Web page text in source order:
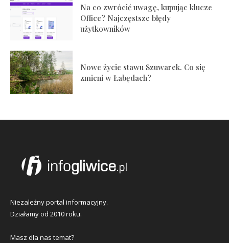
Na co zwrócić uwagę, kupując klucze
Office? Najczęstsze błędy
użytkowników
Nowe życie stawu Szuwarek. Co się
zmieni w Łabędach?
Niezależny portal informacyjny.
Działamy od 2010 roku.
Masz dla nas temat?